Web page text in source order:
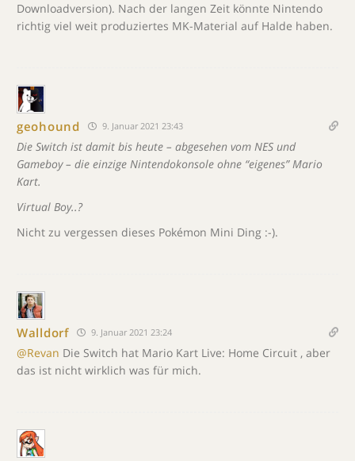
Downloadversion). Nach der langen Zeit könnte Nintendo
richtig viel weit produziertes MK-Material auf Halde haben.
geohound 9. Januar 2021 23:43
Die Switch ist damit bis heute – abgesehen vom NES und
Gameboy – die einzige Nintendokonsole ohne “eigenes” Mario
Kart.
Virtual Boy..?
Nicht zu vergessen dieses Pokémon Mini Ding :-).
Walldorf 9. Januar 2021 23:24
@Revan Die Switch hat Mario Kart Live: Home Circuit , aber
das ist nicht wirklich was für mich.